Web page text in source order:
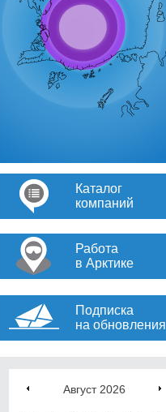
Каталог
компаний
Работа
в Арктике
Подписка
на обновления
Август 2026